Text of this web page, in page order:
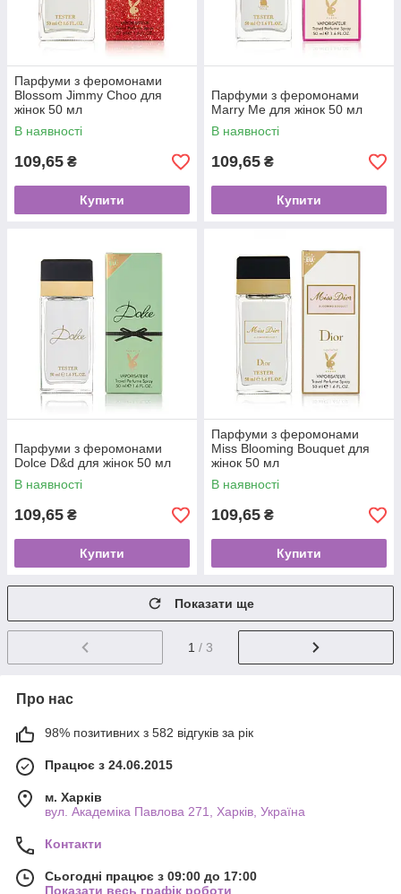
Парфуми з феромонами
Blossom Jimmy Choo для
жінок 50 мл
В наявності
109,65 ₴
Купити
Парфуми з феромонами
Marry Me для жінок 50 мл
В наявності
109,65 ₴
Купити
Парфуми з феромонами
Dolce D&d для жінок 50 мл
В наявності
109,65 ₴
Купити
Парфуми з феромонами
Miss Blooming Bouquet для
жінок 50 мл
В наявності
109,65 ₴
Купити
Показати ще
1 / 3
Про нас
98% позитивних з 582 відгуків за рік
Працює з 24.06.2015
м. Харків
вул. Академіка Павлова 271, Харків, Україна
Контакти
Сьогодні працює з 09:00 до 17:00
Показати весь графік роботи